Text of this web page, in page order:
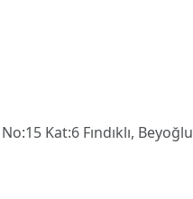
Kat:6 Fındıklı, Beyoğlu